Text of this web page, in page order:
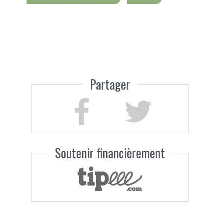
Partager
Soutenir financièrement